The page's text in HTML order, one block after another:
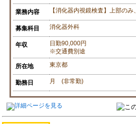
業務内容 【消化器内視鏡検査】上部のみ
募集科目 消化器外科
年収
日勤90,000円
※交通費別途
所在地 東京都
勤務日 月 (非常勤)